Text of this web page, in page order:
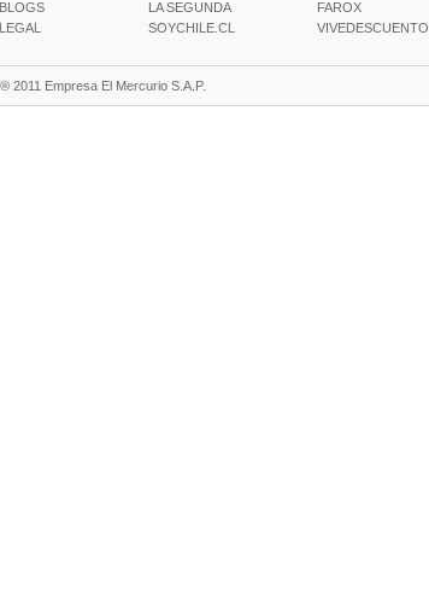
BLOGS
LEGAL
LA SEGUNDA
SOYCHILE.CL
FAROX
2011 Empresa El Mercurio S.A.P.